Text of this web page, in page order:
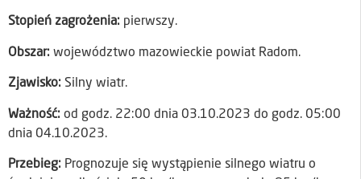
Stopień zagrożenia: pierwszy.
Obszar: województwo mazowieckie powiat Radom.
Zjawisko: Silny wiatr.
Ważność: od godz. 22:00 dnia 03.10.2023 do godz. 05:00
dnia 04.10.2023.
Przebieg: Prognozuje się wystąpienie silnego wiatru o